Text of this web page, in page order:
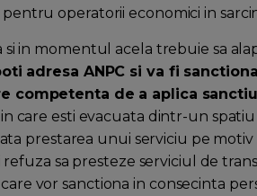
operatorii economici in
in momentul acela trebuie sa
adresa ANPC si va fi
competenta de a aplica
care esti evacuata dintr-un
prestarea unui serviciu pe
sa presteze serviciul de
vor sanctiona in consecinta